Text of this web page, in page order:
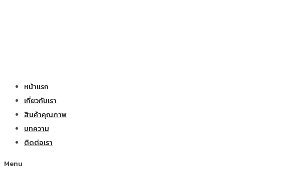
หน้าแรก
เกี่ยวกับเรา
สินค้าคุณภาพ
บทความ
ติดต่อเรา
Menu